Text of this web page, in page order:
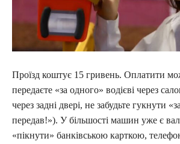
Проїзд коштує 15 гривень. Оплатити
передаєте «за одного» водієві через
через задні двері, не забудьте гукнути
передав!»). У більшості машин уже є
«пікнути» банківською карткою,